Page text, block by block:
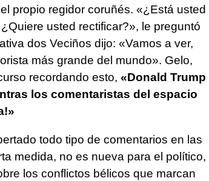
propio regidor coruñés. «¿Está usted
usted rectificar?», le preguntó
dos Veciños dijo: «Vamos a ver,
más grande del mundo». Gelo,
recordando esto, «Donald Trump
los comentaristas del espacio
todo tipo de comentarios en las
medida, no es nueva para el político,
los conflictos bélicos que marcan